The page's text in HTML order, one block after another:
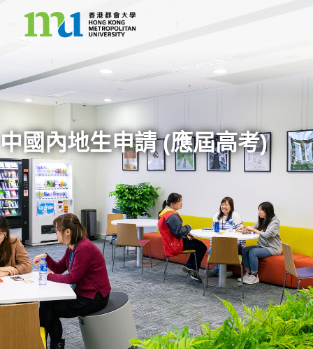
中國內地生申請 (應屆高考)